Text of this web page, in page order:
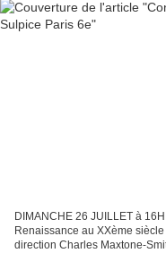
DIMANCHE 26 JUILLET à
Renaissance au XXème
direction Charles Maxtone-